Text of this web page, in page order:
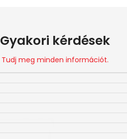
Gyakori kérdések
Tudj meg minden információt.